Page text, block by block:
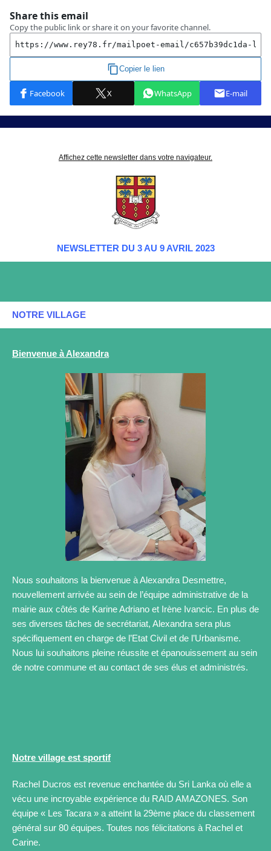
Affichez cette newsletter dans votre navigateur.
NEWSLETTER DU 3 AU 9 AVRIL 2023
NOTRE VILLAGE
Bienvenue à Alexandra
Nous souhaitons la bienvenue à Alexandra Desmettre,
nouvellement arrivée au sein de l’équipe administrative de la
mairie aux côtés de Karine Adriano et Irène Ivancic. En plus de
ses diverses tâches de secrétariat, Alexandra sera plus
spécifiquement en charge de l’Etat Civil et de l’Urbanisme.
Nous lui souhaitons pleine réussite et épanouissement au sein
de notre commune et au contact de ses élus et administrés.
Notre village est sportif
Rachel Ducros est revenue enchantée du Sri Lanka où elle a
vécu une incroyable expérience du RAID AMAZONES. Son
équipe « Les Tacara » a atteint la 29ème place du classement
général sur 80 équipes. Toutes nos félicitations à Rachel et
Carine.